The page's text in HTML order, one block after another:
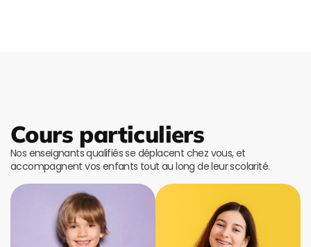
Cours particuliers
Nos enseignants qualifiés se déplacent chez vous, et
accompagnent vos enfants tout au long de leur scolarité.